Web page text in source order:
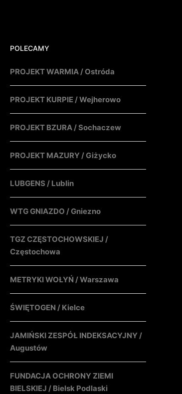
POLECAMY
PROJEKT WARMIA / Ostróda
PROJEKT KURPIE / Wejherowo
PROJEKT BZURA / Sochaczew
PROJEKT MAZURY / Giżycko
LUBGENS / Lublin
WTG GNIAZDO / Gniezno
TGZ CZĘSTOCHOWSKIEJ /
Częstochowa
METRYKI WOŁYŃ / Warszawa
ŚWIĘTOGEN / Kielce
JAMIŃSKI ZESPÓŁ INDEKSACYJNY /
Augustów
FUNDACJA OCHRONY ZIEMI
BIELSKIEJ / Bielsk Podlaski